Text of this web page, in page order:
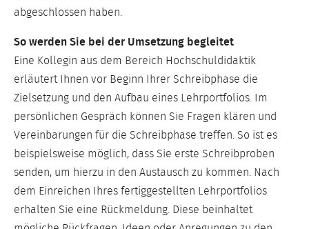
abgeschlossen haben.
So werden Sie bei der Umsetzung begleitet
Eine Kollegin aus dem Bereich Hochschuldidaktik
erläutert Ihnen vor Beginn Ihrer Schreibphase die
Zielsetzung und den Aufbau eines Lehrportfolios. Im
persönlichen Gespräch können Sie Fragen klären und
Vereinbarungen für die Schreibphase treffen. So ist es
beispielsweise möglich, dass Sie erste Schreibproben
senden, um hierzu in den Austausch zu kommen. Nach
dem Einreichen Ihres fertiggestellten Lehrportfolios
erhalten Sie eine Rückmeldung. Diese beinhaltet